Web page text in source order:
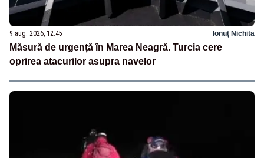
9 aug. 2026, 12:45 Ionuț Nichita
Măsură de urgență în Marea Neagră. Turcia cere
oprirea atacurilor asupra navelor